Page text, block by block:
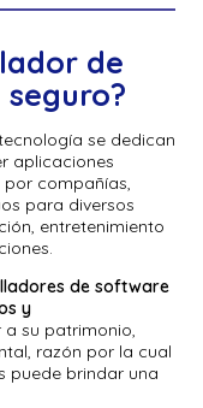
de
se dedican
aplicaciones
compañías,
para diversos
entretenimiento
de software
y
su patrimonio,
razón por la cual
puede brindar una